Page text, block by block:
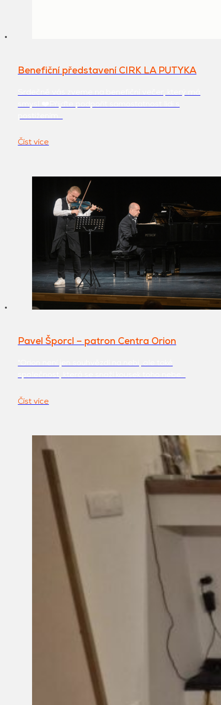
Benefiční představení CIRK LA PUTYKA
Číst více
Pavel Šporcl – patron Centra Orion
Číst více